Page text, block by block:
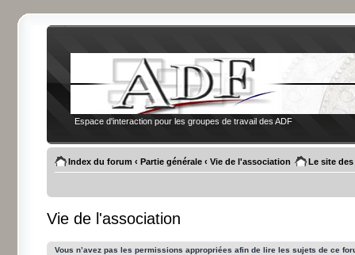
Espace d'interaction pour les groupes de travail des ADF
Index du forum ‹ Partie générale ‹ Vie de l'association Le site
Vie de l'association
Vous n’avez pas les permissions appropriées afin de lire les sujets de ce